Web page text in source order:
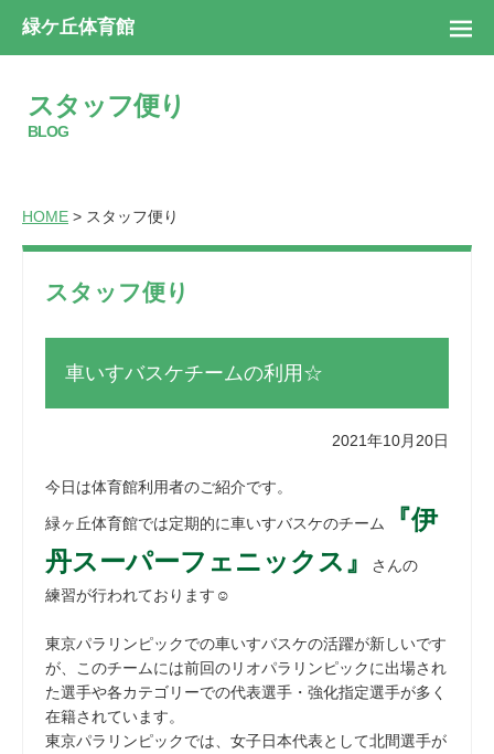
緑ケ丘体育館
スタッフ便り
BLOG
HOME > スタッフ便り
スタッフ便り
車いすバスケチームの利用☆
2021年10月20日
今日は体育館利用者のご紹介です。
緑ヶ丘体育館では定期的に車いすバスケのチーム
『伊
丹スーパーフェニックス』
さんの
練習が行われております☺
東京パラリンピックでの車いすバスケの活躍が新しいです
が、このチームには前回のリオパラリンピックに出場され
た選手や各カテゴリーでの代表選手・強化指定選手が多く
在籍されています。
東京パラリンピックでは、女子日本代表として北間選手が